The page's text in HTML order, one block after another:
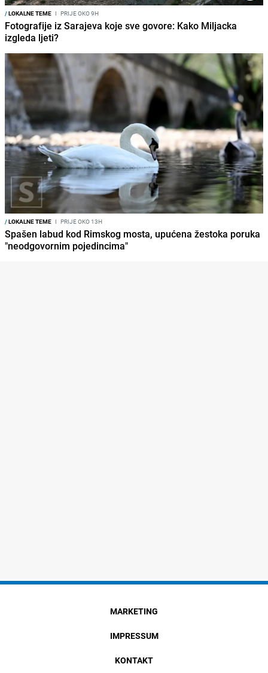
/LOKALNE TEME I PRIJE OKO 9H
Fotografije iz Sarajeva koje sve govore: Kako Miljacka
izgleda ljeti?
/LOKALNE TEME I PRIJE OKO 13H
Spašen labud kod Rimskog mosta, upućena žestoka poruka
"neodgovornim pojedincima"
MARKETING
IMPRESSUM
KONTAKT